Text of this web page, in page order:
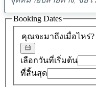
คุณจะมาถึงเมื่อไหร่?
เลือกวันที่เริ่มต้น
ที่สิ้นสุด
Booking Dates